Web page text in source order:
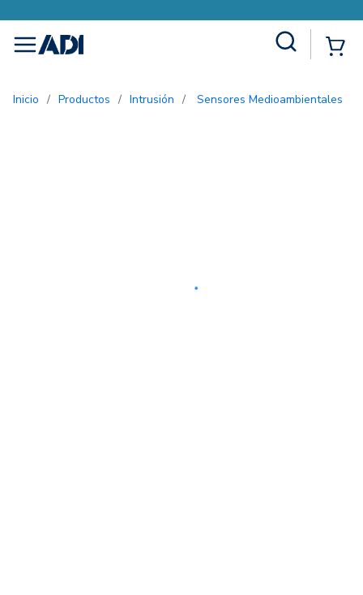
menu
Inicio / Productos / Intrusión / Sensores Medioambientales